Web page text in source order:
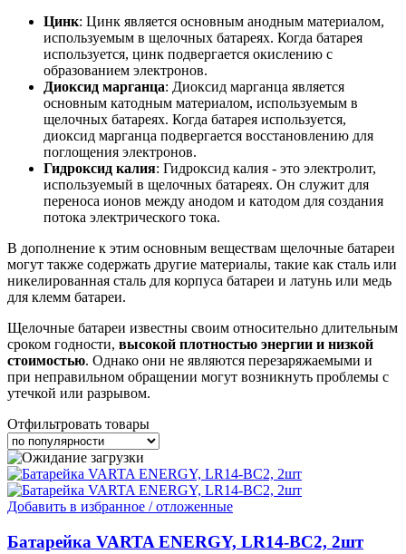
Цинк: Цинк является основным анодным материалом,
используемым в щелочных батареях. Когда батарея
используется, цинк подвергается окислению с
образованием электронов.
Диоксид марганца: Диоксид марганца является
основным катодным материалом, используемым в
щелочных батареях. Когда батарея используется,
диоксид марганца подвергается восстановлению для
поглощения электронов.
Гидроксид калия: Гидроксид калия - это электролит,
используемый в щелочных батареях. Он служит для
переноса ионов между анодом и катодом для создания
потока электрического тока.
В дополнение к этим основным веществам щелочные батареи
могут также содержать другие материалы, такие как сталь или
никелированная сталь для корпуса батареи и латунь или медь
для клемм батареи.
Щелочные батареи известны своим относительно длительным
сроком годности, высокой плотностью энергии и низкой
стоимостью. Однако они не являются перезаряжаемыми и
при неправильном обращении могут возникнуть проблемы с
утечкой или разрывом.
Отфильтровать товары
Добавить в избранное / отложенные
Батарейка VARTA ENERGY, LR14-BC2, 2шт